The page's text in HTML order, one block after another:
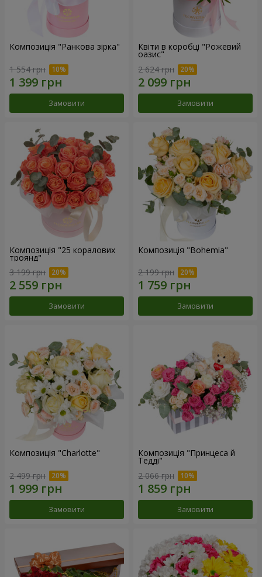
Композиція "Ранкова зірка"
1 554 грн
Замовити
Квіти в коробці "Рожевий
оазис"
2 624 грн
Замовити
Композиція "25 коралових
троянд"
3 199 грн
Замовити
Композиція "Bohemia"
2 199 грн
Замовити
Композиція "Charlotte"
2 499 грн
Замовити
Композиція "Принцеса й
Тедді"
2 066 грн
Замовити